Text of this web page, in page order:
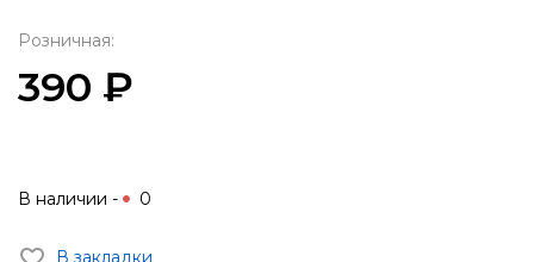
Розничная:
390 ₽
В наличии - 0
В закладки